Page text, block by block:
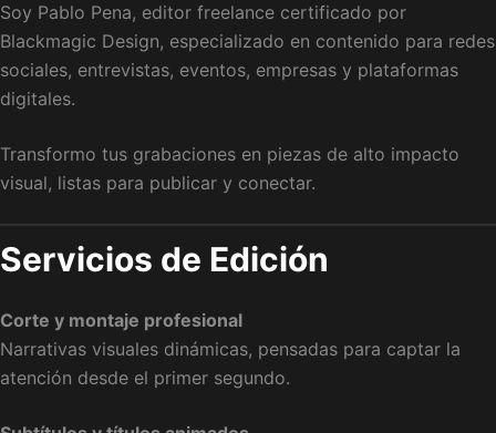
Soy Pablo Pena, editor freelance certificado por
Blackmagic Design, especializado en contenido para redes
sociales, entrevistas, eventos, empresas y plataformas
digitales.
Transformo tus grabaciones en piezas de alto impacto
visual, listas para publicar y conectar.
Servicios de Edición
Corte y montaje profesional
Narrativas visuales dinámicas, pensadas para captar la
atención desde el primer segundo.